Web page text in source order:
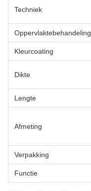
Techniek
Oppervlaktebehandeling
Kleurcoating
Dikte
Lengte
Afmeting
Verpakking
Functie